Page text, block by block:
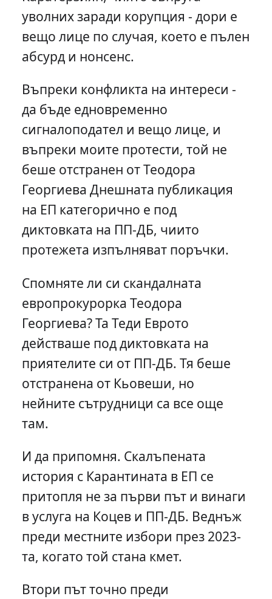
уволних заради корупция - дори е
вещо лице по случая, което е пълен
абсурд и нонсенс.
Въпреки конфликта на интереси -
да бъде едновременно
сигналоподател и вещо лице, и
въпреки моите протести, той не
беше отстранен от Теодора
Георгиева Днешната публикация
на ЕП категорично е под
диктовката на ПП-ДБ, чиито
протежета изпълняват поръчки.
Спомняте ли си скандалната
европрокурорка Теодора
Георгиева? Та Теди Еврото
действаше под диктовката на
приятелите си от ПП-ДБ. Тя беше
отстранена от Кьовеши, но
нейните сътрудници са все още
там.
И да припомня. Скалъпената
история с Карантината в ЕП се
притопля не за първи път и винаги
в услуга на Коцев и ПП-ДБ. Веднъж
преди местните избори през 2023-
та, когато той стана кмет.
Втори път точно преди